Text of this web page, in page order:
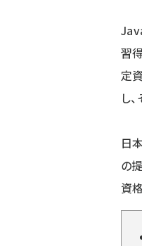
習
定
し
日
の
資